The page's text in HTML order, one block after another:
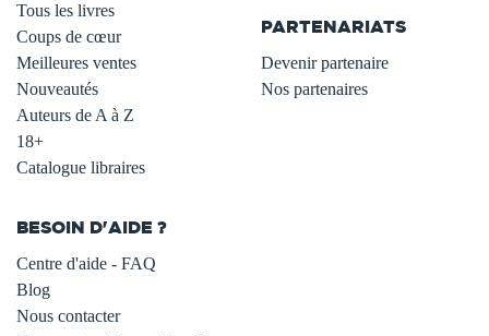
Tous les livres
Coups de cœur
Meilleures ventes
Nouveautés
Auteurs de A à Z
18+
Catalogue libraires
PARTENARIATS
Devenir partenaire
Nos partenaires
BESOIN D'AIDE ?
Centre d'aide - FAQ
Blog
Nous contacter